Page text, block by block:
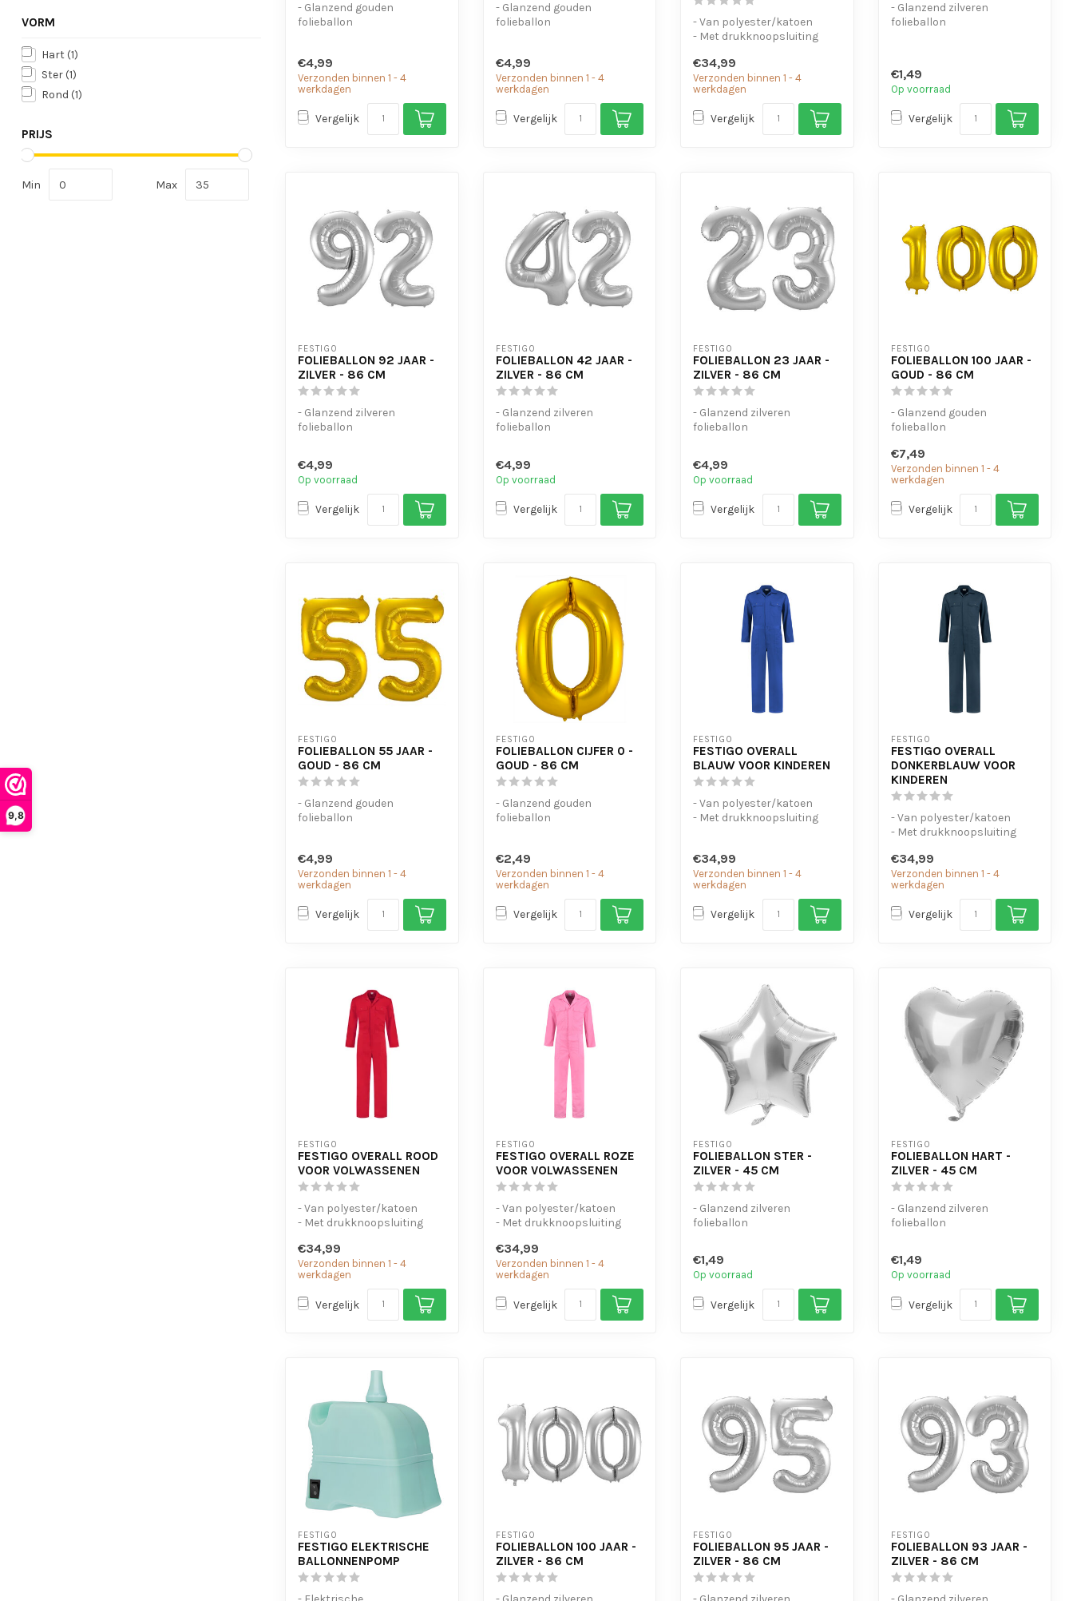
9,8
VORM
Hart (1)
Ster (1)
Rond (1)
PRIJS
Min Max
- Glanzend gouden
folieballon
- Met oogjes om ...
€4,99
Verzonden binnen 1 - 4
werkdagen
Vergelijk
- Glanzend gouden
folieballon
- Met oogjes om ...
€4,99
Verzonden binnen 1 - 4
werkdagen
Vergelijk
- Van polyester/katoen
- Met drukknoopsluiting
€34,99
Verzonden binnen 1 - 4
werkdagen
Vergelijk
- Glanzend zilveren
folieballon
€1,49
Op voorraad
Vergelijk
FESTIGO
FOLIEBALLON 92 JAAR -
ZILVER - 86 CM
- Glanzend zilveren
folieballon
- Met oogjes o...
€4,99
Op voorraad
Vergelijk
FESTIGO
FOLIEBALLON 42 JAAR -
ZILVER - 86 CM
- Glanzend zilveren
folieballon
- Met oogjes o...
€4,99
Op voorraad
Vergelijk
FESTIGO
FOLIEBALLON 23 JAAR -
ZILVER - 86 CM
- Glanzend zilveren
folieballon
- Met oogjes o...
€4,99
Op voorraad
Vergelijk
FESTIGO
FOLIEBALLON 100 JAAR -
GOUD - 86 CM
- Glanzend gouden
folieballon
lucht
- Met oogjes om ...
€7,49
Verzonden binnen 1 - 4
werkdagen
Vergelijk
FESTIGO
FOLIEBALLON 55 JAAR -
GOUD - 86 CM
- Glanzend gouden
folieballon
- Met oogjes om ...
€4,99
Verzonden binnen 1 - 4
werkdagen
Vergelijk
FESTIGO
FOLIEBALLON CIJFER 0 -
GOUD - 86 CM
- Glanzend gouden
folieballon
- Met oogjes om ...
€2,49
Verzonden binnen 1 - 4
werkdagen
Vergelijk
FESTIGO
FESTIGO OVERALL
BLAUW VOOR KINDEREN
- Van polyester/katoen
- Met drukknoopsluiting
€34,99
Verzonden binnen 1 - 4
werkdagen
Vergelijk
FESTIGO
FESTIGO OVERALL
DONKERBLAUW VOOR
KINDEREN
- Van polyester/katoen
- Met drukknoopsluiting
€34,99
Verzonden binnen 1 - 4
werkdagen
Vergelijk
FESTIGO
FESTIGO OVERALL ROOD
VOOR VOLWASSENEN
- Van polyester/katoen
- Met drukknoopsluiting
€34,99
Verzonden binnen 1 - 4
werkdagen
Vergelijk
FESTIGO
FESTIGO OVERALL ROZE
VOOR VOLWASSENEN
- Van polyester/katoen
- Met drukknoopsluiting
€34,99
Verzonden binnen 1 - 4
werkdagen
Vergelijk
FESTIGO
FOLIEBALLON STER -
ZILVER - 45 CM
- Glanzend zilveren
folieballon
- In de vorm v...
€1,49
Op voorraad
Vergelijk
FESTIGO
FOLIEBALLON HART -
ZILVER - 45 CM
- Glanzend zilveren
folieballon
- In de vorm v...
€1,49
Op voorraad
Vergelijk
FESTIGO
FESTIGO ELEKTRISCHE
BALLONNENPOMP
FESTIGO
FOLIEBALLON 100 JAAR -
ZILVER - 86 CM
FESTIGO
FOLIEBALLON 95 JAAR -
ZILVER - 86 CM
FESTIGO
FOLIEBALLON 93 JAAR -
ZILVER - 86 CM